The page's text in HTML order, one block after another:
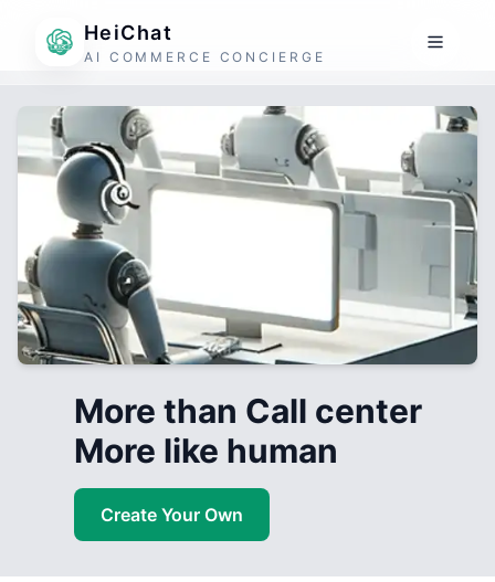
HeiChat
AI COMMERCE CONCIERGE
More than Call center
More like human
Create Your Own